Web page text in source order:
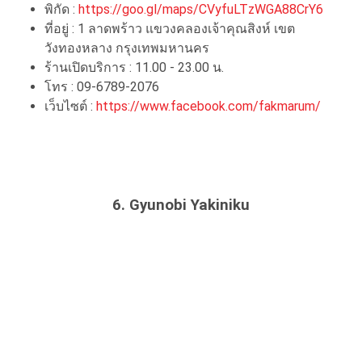
พิกัด : https://goo.gl/maps/CVyfuLTzWGA88CrY6
ที่อยู่ : 1 ลาดพร้าว แขวงคลองเจ้าคุณสิงห์ เขต
วังทองหลาง กรุงเทพมหานคร
ร้านเปิดบริการ : 11.00 - 23.00 น.
โทร : 09-6789-2076
เว็บไซต์ : https://www.facebook.com/fakmarum/
6. Gyunobi Yakiniku